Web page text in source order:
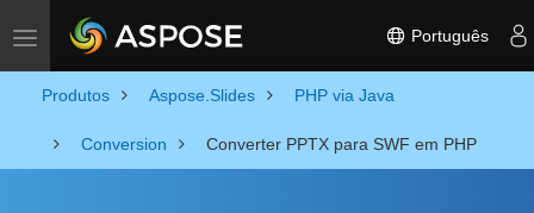
Toggle navigation Português
Produtos Aspose.Slides PHP via Java
Conversion Converter PPTX para SWF em PHP